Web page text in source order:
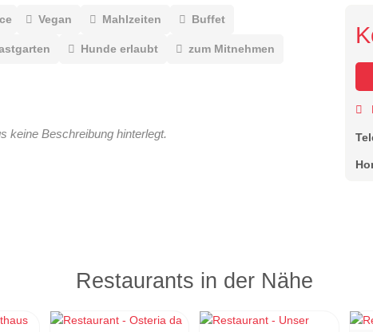
Vegan Mahlzeiten Buffet
Hunde erlaubt zum Mitnehmen
keine Beschreibung hinterlegt.
Restaurants in der Nähe